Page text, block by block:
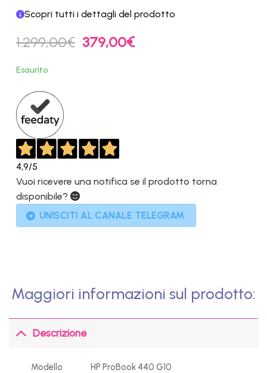
Scopri tutti i dettagli del prodotto
1.299,00€ Il
prezzo
379,00€Il
Esaurito
4,9/5
Vuoi ricevere una notifica se il prodotto torna
disponibile?
UNISCITI AL CANALE TELEGRAM
Maggiori informazioni sul prodotto:
Descrizione
Modello HP ProBook 440 G10